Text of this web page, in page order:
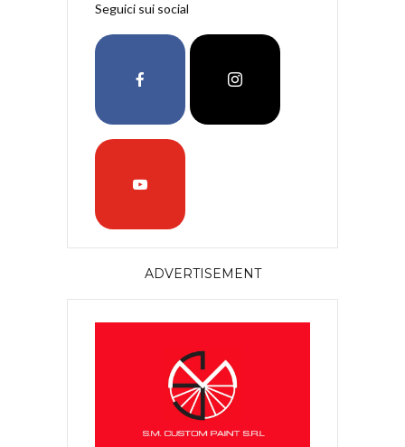
Seguici sui social
ADVERTISEMENT